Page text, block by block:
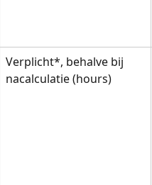
Verplicht*, behalve bij
nacalculatie (hours)